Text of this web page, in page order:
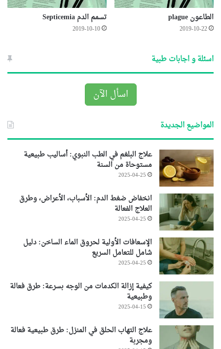
الطاعون plague
2019-10-22
تسمم الدم Septicemia
2019-10-10
اسئلة و اجابات طبية
اسأل الآن
المواضيع الجديدة
علاج البلغم في الطب النبوي: أساليب طبيعية
مستوحاة من السنة
2025-04-25
انخفاض ضغط الدم: الأسباب، الأعراض، وطرق
العلاج الفعالة
2025-04-25
الإسعافات الأولية لحروق الماء الساخن: دليل
شامل للتعامل السريع
2025-04-25
كيفية إزالة الكدمات من الوجه بسرعة: طرق فعالة
وطبيعية
2025-04-15
علاج التهاب الحلق في المنزل: طرق طبيعية فعالة
ومجربة